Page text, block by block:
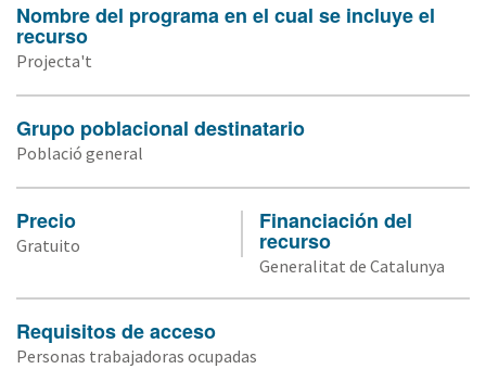
Nombre del programa en el cual se incluye el
recurso
Projecta't
Grupo poblacional destinatario
Població general
Precio
Gratuito
Financiación del
recurso
Generalitat de Catalunya
Requisitos de acceso
Personas trabajadoras ocupadas